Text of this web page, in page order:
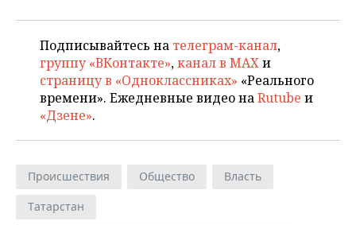
Подписывайтесь на телеграм-канал,
группу «ВКонтакте»,канал в MAXи
страницу в «Одноклассниках» «Реального
времени». Ежедневные видео наRutube и
«Дзене».
Происшествия Общество
Власть
Татарстан